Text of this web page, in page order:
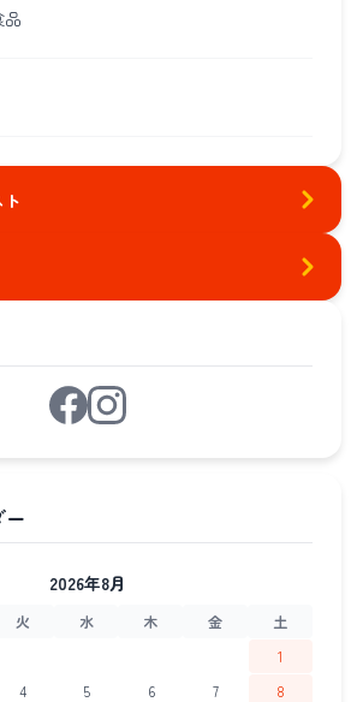
2026年8月
火 水 木 金
土
1
4 5 6 7
8